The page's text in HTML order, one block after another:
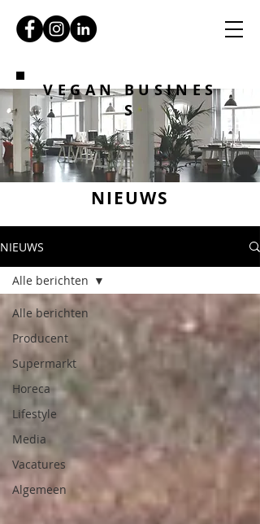
VEGAN BUSINES
S
NIEUWS
NIEUWS
Alle berichten
Producent
Supermarkt
Horeca
Lifestyle
Media
Vacatures
Algemeen
Alle berichten